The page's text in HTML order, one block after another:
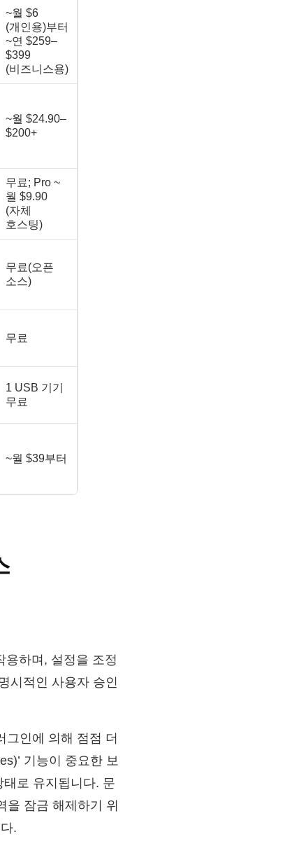
~월 $6
(개인용)부터
~연 $259–
$399
(비즈니스용)
~월 $24.90–
$200+
무료; Pro ~
월 $9.90
(자체
호스팅)
무료(오픈
소스)
무료
1 USB 기기
무료
~월 $39부터
용하며, 설정을 조정
시적인 사용자 승인
그인에 의해 점점 더
기능이 중요한 보
로 유지됩니다. 문
을 잠금 해제하기 위
.